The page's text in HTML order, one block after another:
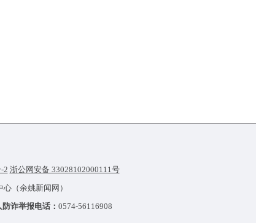
2 浙公网安备 33028102000111号
（余姚新闻网）
诈举报电话： 0574-56116908